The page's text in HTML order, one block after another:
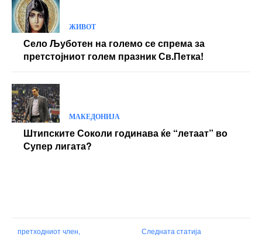
ЖИВОТ
Село Љуботен на големо се спрема за
претстојниот голем празник Св.Петка!
МАКЕДОНИЈА
Штипските Соколи годинава ќе “летаат” во
Супер лигата?
претходниот член, Следната статија